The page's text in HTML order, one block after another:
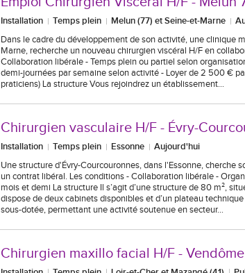
Installation Temps plein Melun (77) et Seine-et-Marne
Dans le cadre du développement de son activité, une clinique
Marne, recherche un nouveau chirurgien viscéral H/F en
Collaboration libérale - Temps plein ou partiel selon
demi-journées par semaine selon activité - Loyer de 2 500 €
praticiens) La structure Vous rejoindrez un établissement…
Chirurgien vasculaire H/F - Évry-
Installation Temps plein Essonne
Aujourd'hui
Une structure d'Évry-Courcouronnes, dans l'Essonne, cherche
un contrat libéral. Les conditions - Collaboration libérale -
mois et demi La structure Il s’agit d’une structure de 80 m²,
dispose de deux cabinets disponibles et d’un plateau
sous-dotée, permettant une activité soutenue en secteur…
Chirurgien maxillo facial H/F - Vendôme